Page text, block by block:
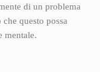
di un problema
questo possa
mentale.